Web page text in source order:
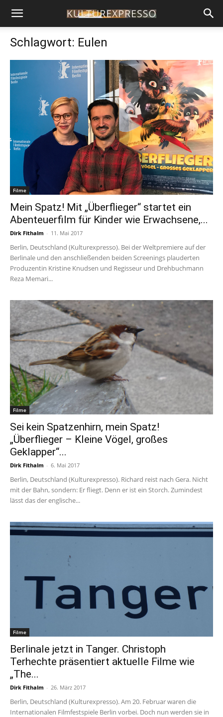
Schlagwort: Eulen
Filme
Mein Spatz! Mit „Überflieger“ startet ein
Abenteuerfilm für Kinder wie Erwachsene,...
Dirk Fithalm - 11. Mai 2017
Berlin, Deutschland (Kulturexpresso). Bei der Weltpremiere auf der
Berlinale und den anschließenden beiden Screenings plauderten
Produzentin Kristine Knudsen und Regisseur und Drehbuchmann
Reza Memari...
Filme
Sei kein Spatzenhirn, mein Spatz!
„Überflieger – Kleine Vögel, großes
Geklapper“...
Dirk Fithalm - 6. Mai 2017
Berlin, Deutschland (Kulturexpresso). Richard reist nach Gera. Nicht
mit der Bahn, sondern: Er fliegt. Denn er ist ein Storch. Zumindest
lässt das der englische...
Filme
Berlinale jetzt in Tanger. Christoph
Terhechte präsentiert aktuelle Filme wie
„The...
Dirk Fithalm - 26. März 2017
Berlin, Deutschland (Kulturexpresso). Am 20. Februar waren die
Internationalen Filmfestspiele Berlin vorbei. Doch nun werden sie in